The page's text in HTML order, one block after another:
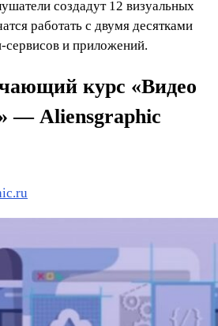
создадут 12 визуальных
работать с двумя десятками
сервисов и приложений.
курс «Видео
— Aliensgraphic